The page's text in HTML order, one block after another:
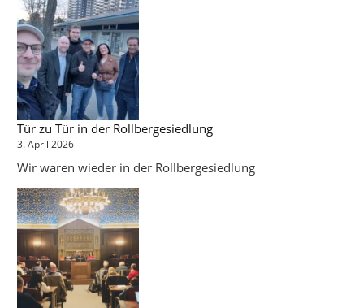
Tür zu Tür in der Rollbergesiedlung
3. April 2026
Wir waren wieder in der Rollbergesiedlung